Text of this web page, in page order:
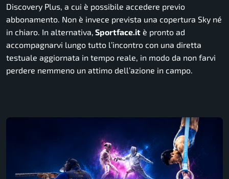
Discovery Plus, a cui è possibile accedere previo
abbonamento. Non è invece prevista una copertura Sky né
in chiaro. In alternativa, Sportface.it è pronto ad
accompagnarvi lungo tutto l’incontro con una diretta
testuale aggiornata in tempo reale, in modo da non farvi
perdere nemmeno un attimo dell’azione in campo.